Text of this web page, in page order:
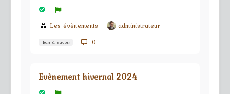
Les évènements administrateur
Bon à savoir 0
Evènement hivernal 2024